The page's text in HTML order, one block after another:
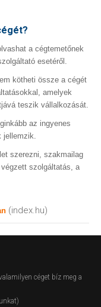
a cégtemetőnek
esetéről.
kötheti össze a cégét
amelyek
teszik vállalkozását.
az ingyenes
jellemzik.
szerezni, szakmailag
szolgáltatás, a
(index.hu)
céget bíz meg a